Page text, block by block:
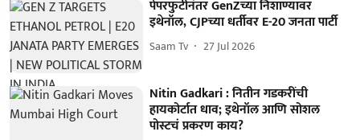
पेपरफुटीनंतर GenZच्या निशाण्यावर
इथेनॉल, CJPच्या धर्तीवर E-20 जनता पार्टी
Saam Tv 27 Jul 2026
Nitin Gadkari : नितीन गडकरींची
हायकोर्टात धाव; इथेनॉल आणि सोशल
पोस्टचं प्रकरण काय?